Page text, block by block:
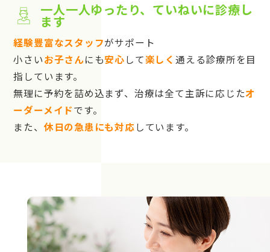
一人一人ゆったり、ていねいに診療し
ます
経験豊富なスタッフがサポート
小さいお子さんにも安心して楽しく 通える診療所を目
指しています。
無理に予約を詰め込まず、治療は全て主訴に応じたオ
ーダーメイドです。
また、 休日の急患にも対応しています。